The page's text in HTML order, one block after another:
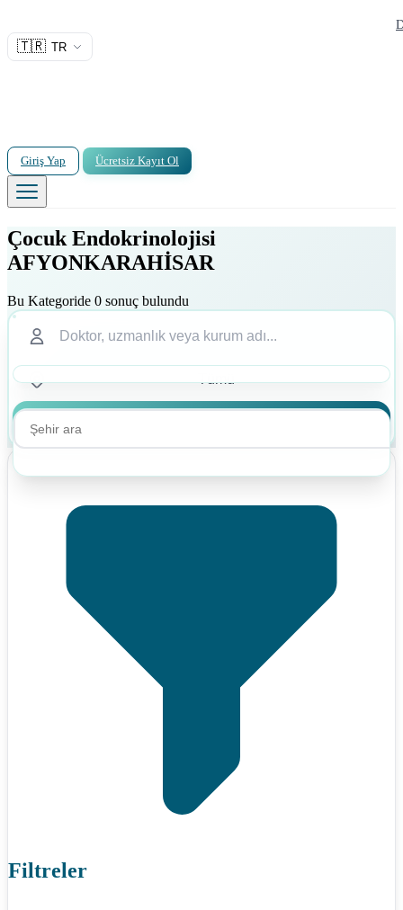
🇹🇷 TR
Giriş Yap Ücretsiz Kayıt Ol
Çocuk Endokrinolojisi
AFYONKARAHİSAR
Bu Kategoride 0 sonuç bulundu
Filtreler